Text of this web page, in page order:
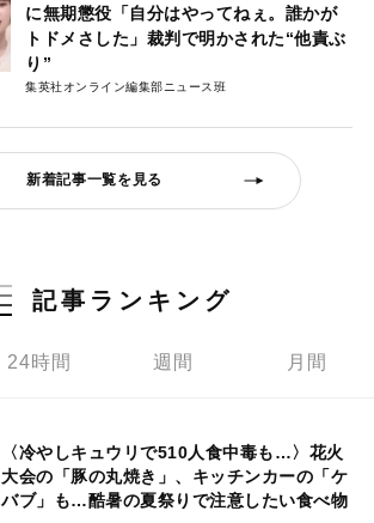
に無期懲役「自分はやってねぇ。誰かが
トドメさした」裁判で明かされた“他責ぶ
り”
集英社オンライン編集部ニュース班
新着記事一覧を見る
記事ランキング
24時間 週間 月間
〈冷やしキュウリで510人食中毒も…〉花火
大会の「豚の丸焼き」、キッチンカーの「ケ
バブ」も…酷暑の夏祭りで注意したい食べ物